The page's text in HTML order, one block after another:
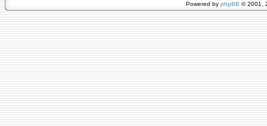
Powered by phpBB © 2001,